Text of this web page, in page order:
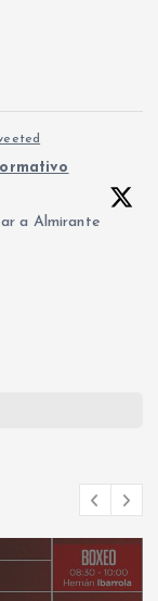
a Almirante